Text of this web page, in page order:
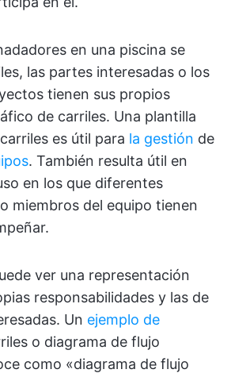
en una piscina se
las partes interesadas o los
tienen sus propios
de carriles. Una plantilla
es útil para la gestión de
. También resulta útil en
en los que diferentes
miembros del equipo tienen
ver una representación
responsabilidades y las de
Un ejemplo de
o diagrama de flujo
como «diagrama de flujo